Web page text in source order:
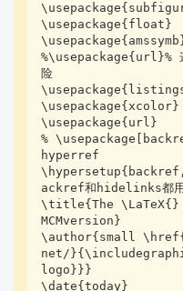
hidelinks
} %用于实现引用 cite 的
title{The LaTeX{} Template
author{small href{https://
date{today}
begin{document}
\begin{abstract}
    \par Use this template to begin typing the fi
\usepackage{float}
%\usepackage{url}%
险
\usepackage{xcolor}
\usepackage{url}
%
hyperref
ackref和hidelinks都
\title{The \LaTeX{}
MCMversion}
\author{small
net/
logo}}}
\date{today}